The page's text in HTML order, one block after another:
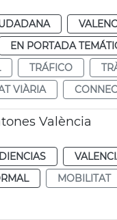
EN PORTADA
TRÁFICO
VIÀRIA
València
MOBILITAT